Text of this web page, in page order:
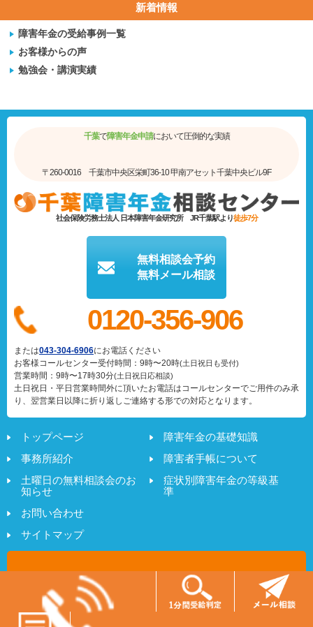
新着情報
障害年金の受給事例一覧
お客様からの声
勉強会・講演実績
千葉で障害年金申請において圧倒的な実績
〒260-0016 千葉市中央区栄町36-10 甲南アセット千葉中央ビル9F
社会保険労務士法人 日本障害年金研究所 JR千葉駅より徒歩7分
無料相談会予約
無料メール相談
0120-356-906
または043-304-6906にお電話ください
お客様コールセンター受付時間：9時〜20時(土日祝日も受付)
営業時間：9時〜17時30分(土日祝日応相談)
土日祝日・平日営業時間外に頂いたお電話はコールセンターでご用件のみ承
り、翌営業日以降に折り返しご連絡する形での対応となります。
トップページ
事務所紹介
土曜日の無料相談会のお
知らせ
お問い合わせ
サイトマップ
障害年金の基礎知識
障害者手帳について
症状別障害年金の等級基
準
Copyright (C) 社会保険労務士法人 日本障害年金研究所
All Rights Reserved.